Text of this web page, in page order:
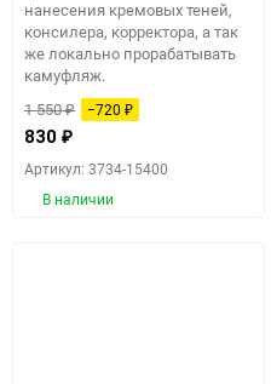
нанесения кремовых теней,
консилера, корректора, а так
же локально прорабатывать
камуфляж.​​
1 550₽ −720 ₽
830 ₽
Артикул: 3734-15400
В наличии